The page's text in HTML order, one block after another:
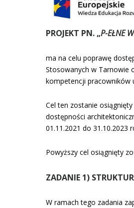
EŁNE
W-
SPARCIE
S-
Z
W
PROJEKT PN. „P-EŁNE
ma na celu poprawę
Stosowanych w Tarnowie
kompetencji pracowników
Cel ten zostanie
dostępności
01.11.2021 do 31.10.2023
Powyższy cel osiągnięty
ZADANIE 1)
W ramach tego zadania